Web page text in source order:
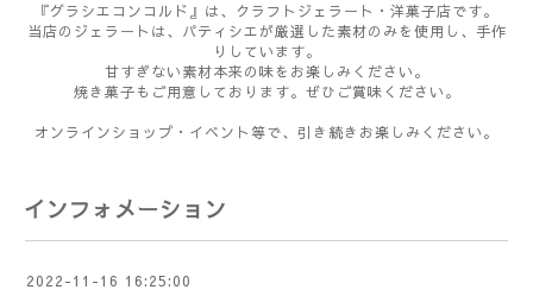
『グラシエコンコルド』は、クラフトジェラート・洋菓子店です。
当店のジェラートは、パティシエが厳選した素材のみを使用し、手作
りしています。
甘すぎない素材本来の味をお楽しみください。
焼き菓子もご用意しております。ぜひご賞味ください。
オンラインショップ・イベント等で、引き続きお楽しみください。
インフォメーション
2022-11-16 16:25:00